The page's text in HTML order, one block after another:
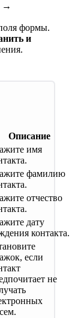
→
формы.
и
Описание
имя
фамилию
отчество
дату
контакта.
если
не